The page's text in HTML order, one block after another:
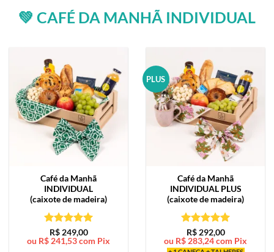
💚 CAFÉ DA MANHÃ INDIVIDUAL
Café da Manhã
INDIVIDUAL
(caixote de madeira)
Avaliação5
de 5
R$249,00
ou R$241,53com Pix
PLUS
Café da Manhã
INDIVIDUAL PLUS
(caixote de madeira)
Avaliação5
de 5
R$292,00
ou R$283,24com Pix